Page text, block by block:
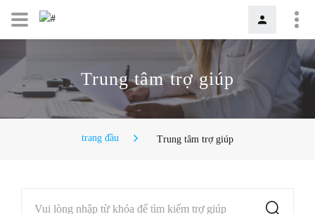
Trung tâm trợ giúp
trang đầu Trung tâm trợ giúp
Vui lòng nhập từ khóa để tìm kiếm trợ giúp